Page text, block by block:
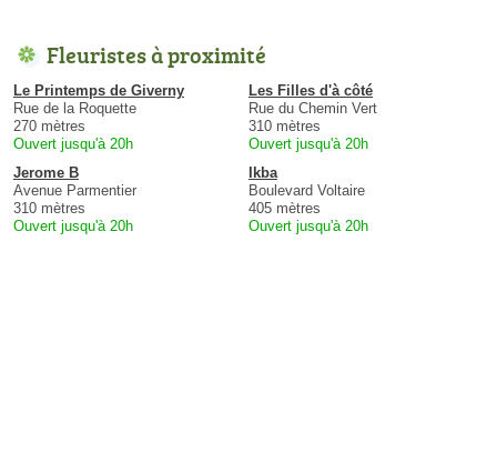
Fleuristes à proximité
Le Printemps de Giverny
Rue de la Roquette
270 mètres
Ouvert jusqu'à 20h
Les Filles d'à côté
Rue du Chemin Vert
310 mètres
Ouvert jusqu'à 20h
Jerome B
Avenue Parmentier
310 mètres
Ouvert jusqu'à 20h
Ikba
Boulevard Voltaire
405 mètres
Ouvert jusqu'à 20h